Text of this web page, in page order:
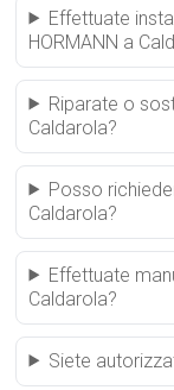
Effettuate
HORMANN a
Riparate o
Caldarola?
Posso
Caldarola?
Effettuate
Caldarola?
Siete